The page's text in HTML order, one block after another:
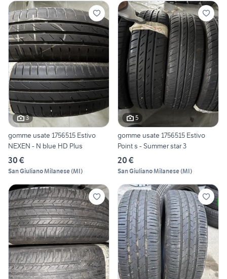
3
gomme usate 1756515 Estivo
NEXEN - N blue HD Plus
30 €
San Giuliano Milanese(MI)
5
gomme usate 1756515 Estivo
Point s - Summer star 3
20 €
San Giuliano Milanese(MI)